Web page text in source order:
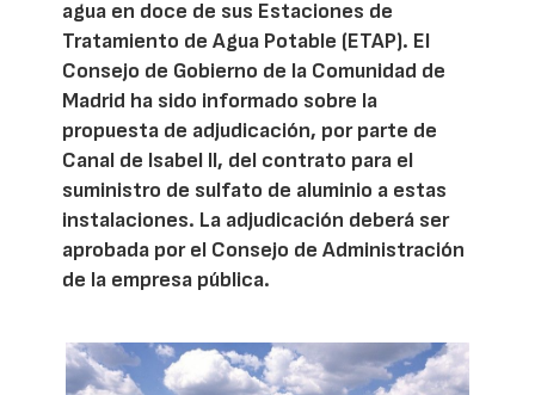
agua en doce de sus Estaciones de
Tratamiento de Agua Potable (ETAP). El
Consejo de Gobierno de la Comunidad de
Madrid ha sido informado sobre la
propuesta de adjudicación, por parte de
Canal de Isabel II, del contrato para el
suministro de sulfato de aluminio a estas
instalaciones. La adjudicación deberá ser
aprobada por el Consejo de Administración
de la empresa pública.